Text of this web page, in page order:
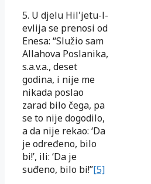
5. U djelu Hil'jetu-l-
evlija se prenosi od
Enesa: “Služio sam
Allahova Poslanika,
s.a.v.a., deset
godina, i nije me
nikada poslao
zarad bilo čega, pa
se to nije dogodilo,
a da nije rekao: ‘Da
je određeno, bilo
bi!’, ili: ‘Da je
suđeno, bilo bi!”[5]